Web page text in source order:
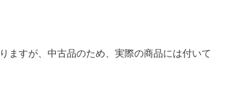
ますが、中古品のため、実際の商品には付いて